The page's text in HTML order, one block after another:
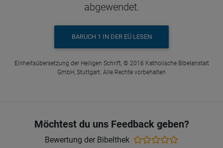
abgewendet.
BARUCH 1 IN DER EÜ LESEN
Einheitsübersetzung der Heiligen Schrift, © 2016 Katholische Bibelanstalt
GmbH, Stuttgart. Alle Rechte vorbehalten
Möchtest du uns Feedback geben?
Bewertung der Bibelthek